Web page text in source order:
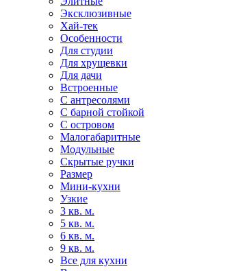
Эксклюзивные
Хай-тек
Особенности
Для студии
Для хрущевки
Для дачи
Встроенные
С антресолями
С барной стойкой
С островом
Малогабаритные
Модульные
Скрытые ручки
Размер
Мини-кухни
Узкие
3 кв. м.
5 кв. м.
6 кв. м.
9 кв. м.
Все для кухни